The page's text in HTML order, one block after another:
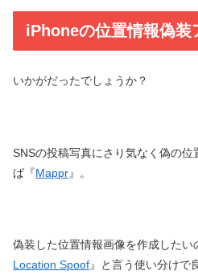
iPhoneの位置情報偽装
いかがだったでしょうか？
SNSの投稿写真にさり気なく偽の
ば『Mappr』。
偽装した位置情報画像を作成したい
Location Spoof』と言う使い分けで